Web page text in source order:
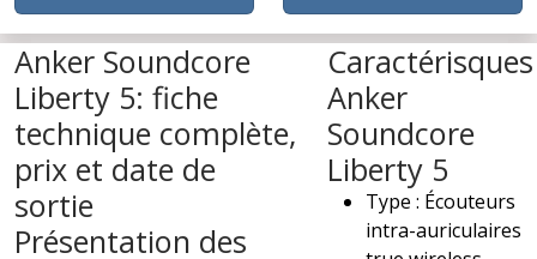
Anker Soundcore
Liberty 5: fiche
technique complète,
prix et date de
sortie
Présentation des
Caractérisques
Anker
Soundcore
Liberty 5
Type : Écouteurs
intra-auriculaires